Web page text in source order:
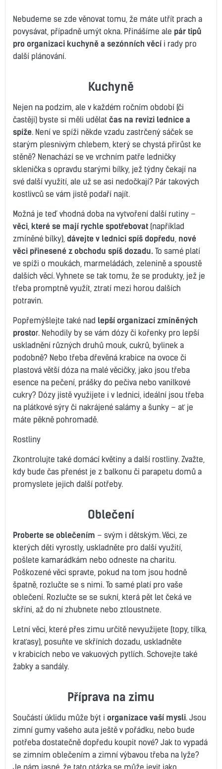
Nebudeme se zde věnovat tomu, že máte utřít prach a
povysávat, případně umýt okna. Přinášíme ale pár tipů
pro organizaci kuchyně a sezónních věcí i rady pro
další plánování.
Kuchyně
Nejen na podzim, ale v každém ročním období (či
častěji) byste si měli udělat čas na revizi lednice a
spíže. Není ve spíži někde vzadu zastrčený sáček se
starým plesnivým chlebem, který se chystá přirůst ke
stěně? Nenachází se ve vrchním patře ledničky
sklenička s opravdu starými bílky, jež týdny čekají na
své další využití, ale už se asi nedočkají? Pár takových
kostlivců se vám jistě podaří najít.
Možná je teď vhodná doba na vytvoření další rutiny –
věci, které se mají rychle spotřebovat (například
zmíněné bílky), dávejte v lednici spíš dopředu, nové
věci přinesené z obchodu spíš dozadu. To samé platí
ve spíži o moukách, marmeládách, zelenině a spoustě
dalších věcí. Vyhnete se tak tomu, že se produkty, jež je
třeba promptně využít, ztratí mezi horou dalších
potravin.
Popřemýšlejte také nad lepší organizací zmíněných
prostor. Nehodily by se vám dózy či kořenky pro lepší
uskladnění různých druhů mouk, cukrů, bylinek a
podobně? Nebo třeba dřevěná krabice na ovoce či
plastová větší dóza na malé věcičky, jako jsou třeba
esence na pečení, prášky do pečiva nebo vanilkové
cukry? Dózy jistě využijete i v lednici, ideální jsou třeba
na plátkové sýry či nakrájené salámy a šunky – ať je
máte pěkně pohromadě.
Rostliny
Zkontrolujte také domácí květiny a další rostliny. Zvažte,
kdy bude čas přenést je z balkonu či parapetu domů a
promyslete jejich další potřeby.
Oblečení
Proberte se oblečením – svým i dětským. Věci, ze
kterých děti vyrostly, uskladněte pro další využití,
pošlete kamarádkám nebo odneste na charitu.
Poškozené věci spravte, pokud na tom jsou hodně
špatně, rozlučte se s nimi. To samé platí pro vaše
oblečení. Rozlučte se se sukní, která pět let čeká ve
skříni, až do ní zhubnete nebo ztloustnete.
Letní věci, které přes zimu určitě nevyužijete (topy, tílka,
kraťasy), posuňte ve skříních dozadu, uskladněte
v krabicích nebo ve vakuových pytlích. Schovejte také
žabky a sandály.
Příprava na zimu
Součástí úklidu může být i organizace vaší mysli. Jsou
zimní gumy vašeho auta ještě v pořádku, nebo bude
potřeba dostatečně dopředu koupit nové? Jak to vypadá
se zimním oblečením a zimní výbavou třeba na lyže?